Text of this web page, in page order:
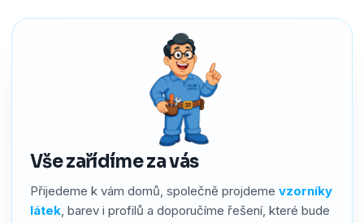
Vše zařídíme za vás
Přijedeme k vám domů, společně projdeme vzorníky
látek, barev i profilů a doporučíme řešení, které bude
podle typu stínění. Používáme kvalitní materiály a precizní
zpracování, a pokud by přesto bylo potřeba cokoliv řešit,
náš servis vyřídíme rychle a férově.